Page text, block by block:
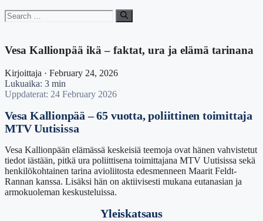
Search
for:
Vesa Kallionpää ikä – faktat, ura ja elämä tarinana
Kirjoittaja · February 24, 2026
Lukuaika: 3 min
Uppdaterat: 24 February 2026
Vesa Kallionpää – 65 vuotta, poliittinen toimittaja
MTV Uutisissa
Vesa Kallionpään elämässä keskeisiä teemoja ovat hänen vahvistetut
tiedot iästään, pitkä ura poliittisena toimittajana MTV Uutisissa sekä
henkilökohtainen tarina avioliitosta edesmenneen Maarit Feldt-
Rannan kanssa. Lisäksi hän on aktiivisesti mukana eutanasian ja
armokuoleman keskusteluissa.
Yleiskatsaus